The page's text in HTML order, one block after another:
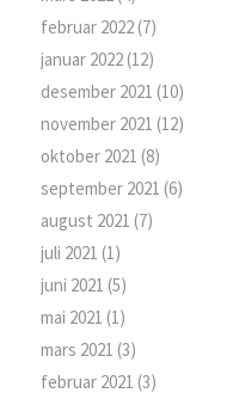
februar 2022(7)
januar 2022(12)
desember 2021 (10)
november 2021 (12)
oktober 2021 (8)
september 2021 (6)
august 2021 (7)
juli 2021 (1)
juni 2021 (5)
mai 2021 (1)
mars 2021 (3)
februar 2021 (3)